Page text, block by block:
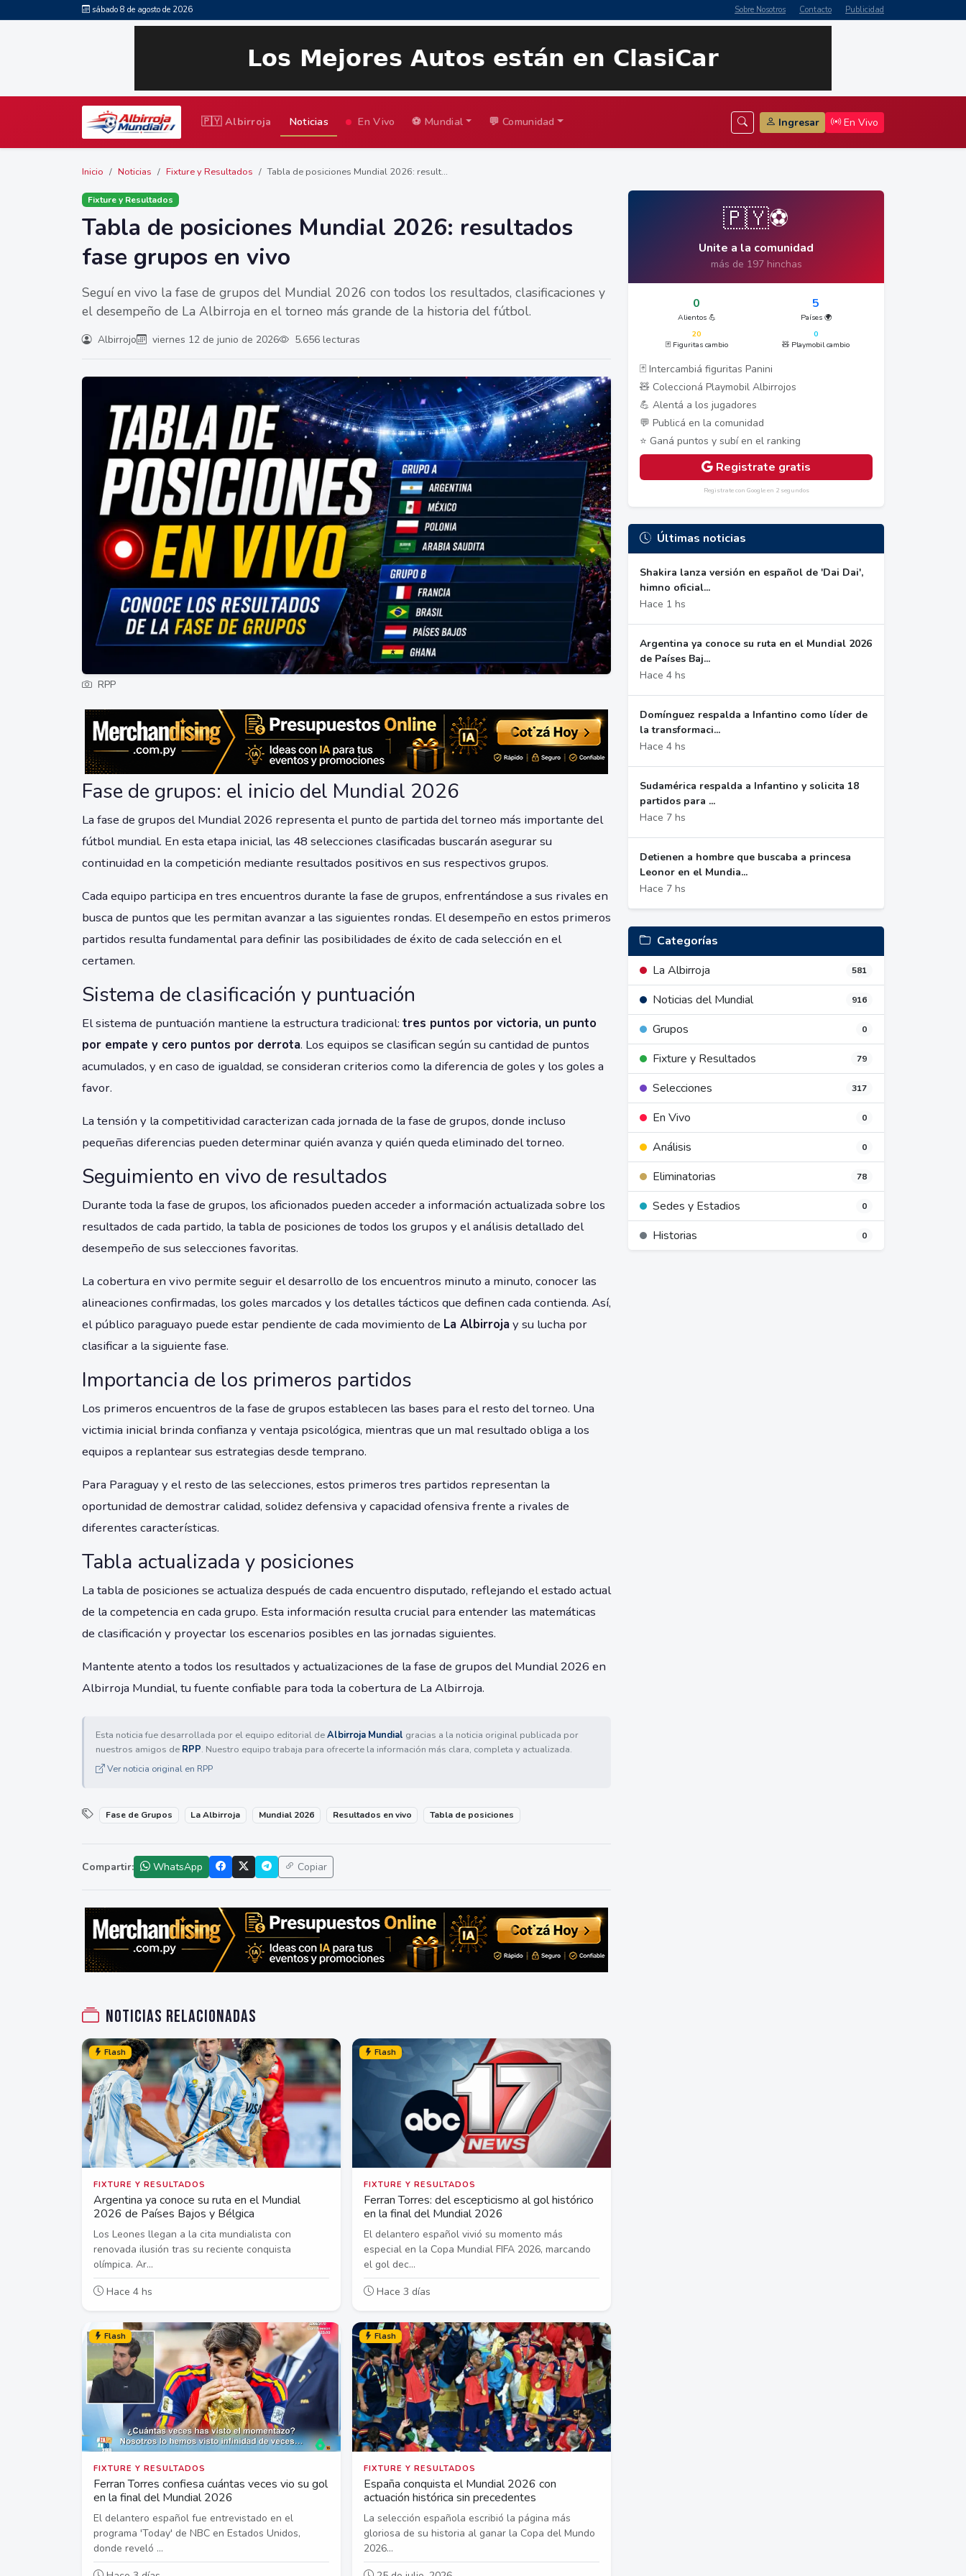
sábado 8 de agosto de 2026 Sobre Nosotros Contacto Publicidad
🇵🇾 Albirroja Noticias En Vivo ⚽ Mundial 💬 Comunidad Ingresar En Vivo
Inicio Noticias Fixture y Resultados Tabla de posiciones Mundial 2026: result...
Fixture y Resultados
Tabla de posiciones Mundial 2026: resultados
fase grupos en vivo
Seguí en vivo la fase de grupos del Mundial 2026 con todos los resultados, clasificaciones y
el desempeño de La Albirroja en el torneo más grande de la historia del fútbol.
Albirrojo viernes 12 de junio de 2026 5.656 lecturas
RPP
Fase de grupos: el inicio del Mundial 2026
La fase de grupos del Mundial 2026 representa el punto de partida del torneo más importante del
fútbol mundial. En esta etapa inicial, las 48 selecciones clasificadas buscarán asegurar su
continuidad en la competición mediante resultados positivos en sus respectivos grupos.
Cada equipo participa en tres encuentros durante la fase de grupos, enfrentándose a sus rivales en
busca de puntos que les permitan avanzar a las siguientes rondas. El desempeño en estos primeros
partidos resulta fundamental para definir las posibilidades de éxito de cada selección en el
certamen.
Sistema de clasificación y puntuación
El sistema de puntuación mantiene la estructura tradicional: tres puntos por victoria, un punto
por empate y cero puntos por derrota. Los equipos se clasifican según su cantidad de puntos
acumulados, y en caso de igualdad, se consideran criterios como la diferencia de goles y los goles a
favor.
La tensión y la competitividad caracterizan cada jornada de la fase de grupos, donde incluso
pequeñas diferencias pueden determinar quién avanza y quién queda eliminado del torneo.
Seguimiento en vivo de resultados
Durante toda la fase de grupos, los aficionados pueden acceder a información actualizada sobre los
resultados de cada partido, la tabla de posiciones de todos los grupos y el análisis detallado del
desempeño de sus selecciones favoritas.
La cobertura en vivo permite seguir el desarrollo de los encuentros minuto a minuto, conocer las
alineaciones confirmadas, los goles marcados y los detalles tácticos que definen cada contienda. Así,
el público paraguayo puede estar pendiente de cada movimiento de La Albirrojay su lucha por
clasificar a la siguiente fase.
Importancia de los primeros partidos
Los primeros encuentros de la fase de grupos establecen las bases para el resto del torneo. Una
victimia inicial brinda confianza y ventaja psicológica, mientras que un mal resultado obliga a los
equipos a replantear sus estrategias desde temprano.
Para Paraguay y el resto de las selecciones, estos primeros tres partidos representan la
oportunidad de demostrar calidad, solidez defensiva y capacidad ofensiva frente a rivales de
diferentes características.
Tabla actualizada y posiciones
La tabla de posiciones se actualiza después de cada encuentro disputado, reflejando el estado actual
de la competencia en cada grupo. Esta información resulta crucial para entender las matemáticas
de clasificación y proyectar los escenarios posibles en las jornadas siguientes.
Mantente atento a todos los resultados y actualizaciones de la fase de grupos del Mundial 2026 en
Albirroja Mundial, tu fuente confiable para toda la cobertura de La Albirroja.
Esta noticia fue desarrollada por el equipo editorial deAlbirroja Mundial gracias a la noticia original publicada por
nuestros amigos de RPP. Nuestro equipo trabaja para ofrecerte la información más clara, completa y actualizada.
Ver noticia original en RPP
Fase de Grupos La Albirroja Mundial 2026 Resultados en vivo Tabla de posiciones
Compartir: WhatsApp Copiar
Noticias relacionadas
Flash
FIXTURE Y RESULTADOS
Argentina ya conoce su ruta en el Mundial
2026 de Países Bajos y Bélgica
Los Leones llegan a la cita mundialista con
renovada ilusión tras su reciente conquista
olímpica. Ar...
Hace 4 hs
Flash
FIXTURE Y RESULTADOS
Ferran Torres: del escepticismo al gol histórico
en la final del Mundial 2026
El delantero español vivió su momento más
especial en la Copa Mundial FIFA 2026, marcando
el gol dec...
Hace 3 días
Flash
FIXTURE Y RESULTADOS
Ferran Torres confiesa cuántas veces vio su gol
en la final del Mundial 2026
El delantero español fue entrevistado en el
programa 'Today' de NBC en Estados Unidos,
donde reveló ...
Flash
FIXTURE Y RESULTADOS
España conquista el Mundial 2026 con
actuación histórica sin precedentes
La selección española escribió la página más
gloriosa de su historia al ganar la Copa del Mundo
2026...
🇵🇾⚽
Unite a la comunidad
más de 197 hinchas
0
Alientos 💪
5
Países 🌍
20
🃏 Figuritas cambio
0
🧸 Playmobil cambio
🃏 Intercambiá figuritas Panini
🧸 Coleccioná Playmobil Albirrojos
💪 Alentá a los jugadores
💬 Publicá en la comunidad
⭐ Ganá puntos y subí en el ranking
Registrate gratis
Registrate con Google en 2 segundos
Últimas noticias
Shakira lanza versión en español de 'Dai Dai',
himno oficial...
Hace 1 hs
Argentina ya conoce su ruta en el Mundial 2026
de Países Baj...
Hace 4 hs
Domínguez respalda a Infantino como líder de
la transformaci...
Hace 4 hs
Sudamérica respalda a Infantino y solicita 18
partidos para ...
Hace 7 hs
Detienen a hombre que buscaba a princesa
Leonor en el Mundia...
Hace 7 hs
Categorías
La Albirroja
581
Noticias del Mundial 916
Grupos 0
Fixture y Resultados 79
Selecciones 317
En Vivo 0
Análisis 0
Eliminatorias 78
Sedes y Estadios 0
Historias 0